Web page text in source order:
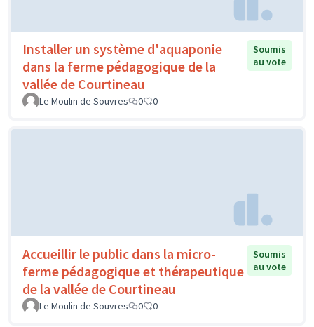
Installer un système d'aquaponie
dans la ferme pédagogique de la
vallée de Courtineau
Soumis
au vote
Le Moulin de Souvres 0 0
Accueillir le public dans la micro-
ferme pédagogique et thérapeutique
de la vallée de Courtineau
Soumis
au vote
Le Moulin de Souvres 0 0